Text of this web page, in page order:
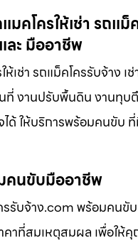
มคโครให้เช่า รถ
ะ มืออาชีพ
ห้เช่า รถแม็คโครรับจ้าง
งานปรับพื้นดิน งานทุบ
ด้ ให้บริการพร้อมคนขับ
คนขับมืออาชีพ
รรับจ้าง.com พร้อมค
คาที่สมเหตุสมผล เพื่อให้